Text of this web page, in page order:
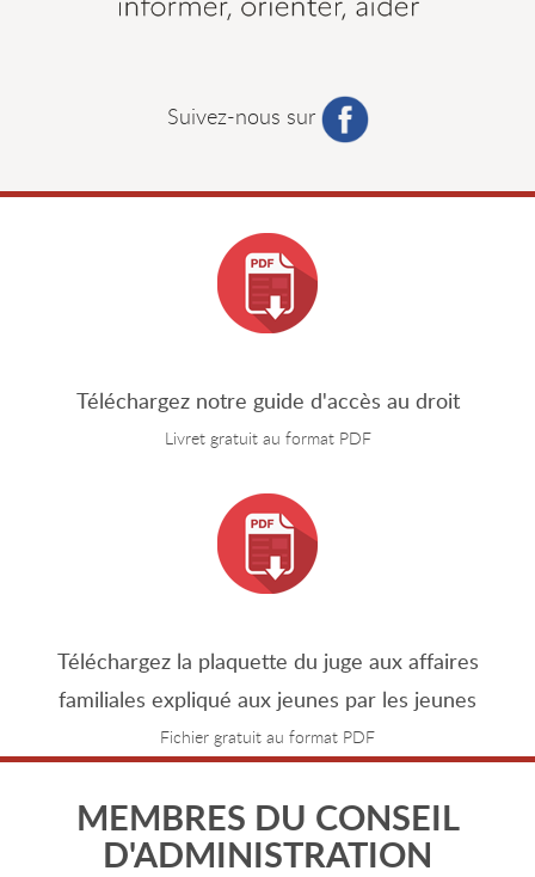
Suivez-nous sur
Téléchargez notre guide d'accès au droit
Livret gratuit au format PDF
Téléchargez la plaquette du juge aux affaires
familiales expliqué aux jeunes par les jeunes
Fichier gratuit au format PDF
MEMBRES DU CONSEIL
D'ADMINISTRATION